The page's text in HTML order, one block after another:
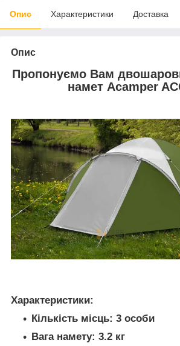
Опис Характеристики Доставка
Опис
Пропонуємо Вам
намет Acamper
Характеристики:
Кількість місць: 3 особи
Вага намету: 3.2 кг